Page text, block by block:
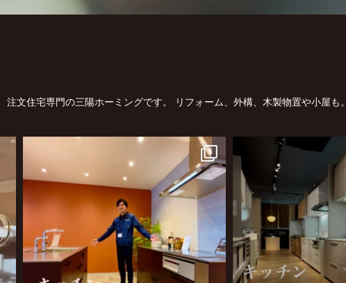
注文住宅専門の三陽ホーミングです。 リフォーム、外構、木製物置や小屋も。